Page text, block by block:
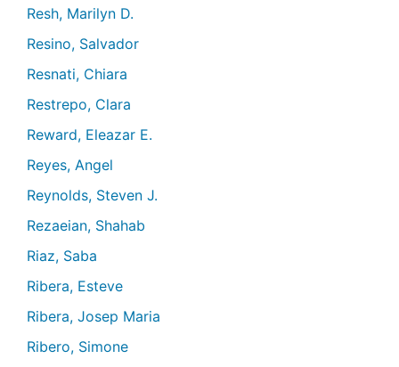
Resh, Marilyn D.
Resino, Salvador
Resnati, Chiara
Restrepo, Clara
Reward, Eleazar E.
Reyes, Angel
Reynolds, Steven J.
Rezaeian, Shahab
Riaz, Saba
Ribera, Esteve
Ribera, Josep Maria
Ribero, Simone